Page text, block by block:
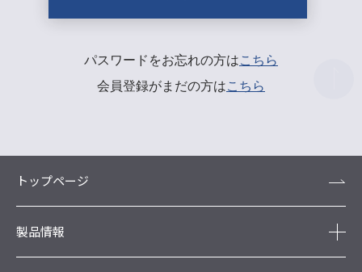
パスワードをお忘れの方はこちら
会員登録がまだの方はこちら
トップページ
製品情報